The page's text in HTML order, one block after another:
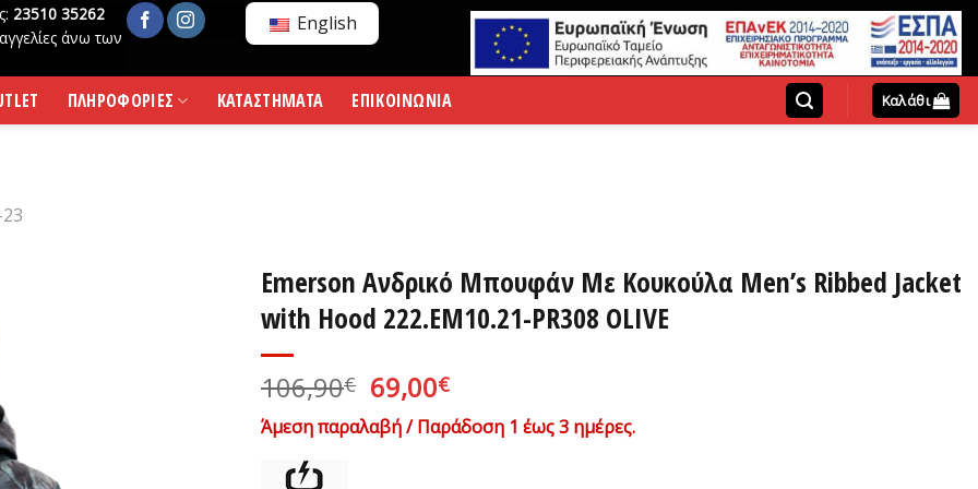
23510 35262
άνω των
English
ΠΛΗΡΟΦΟΡΙΕΣ ΚΑΤΑΣΤΗΜΑΤΑ ΕΠΙΚΟΙΝΩΝΙΑ Καλάθι
Emerson Ανδρικό Μπουφάν Με Κουκούλα Men’s Ribbed Jacket
with Hood 222.EM10.21-PR308 OLIVE
106,90€ Original
price
was:
69,00€Η
τρέχουσα
τιμή
Άμεση παραλαβή / Παράδοση 1 έως 3 ημέρες.